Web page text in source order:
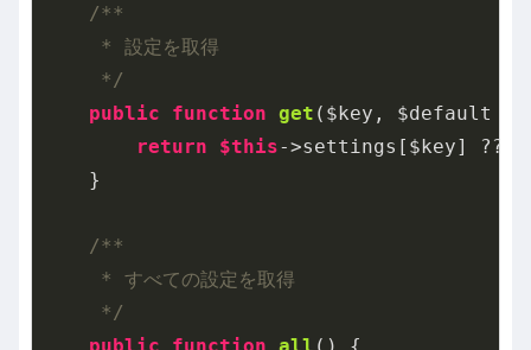
/**
     * 設定を取得
     */
public
function get ($key, $default =
return
$this->settings[$key] ??
    }
/**
     * すべての設定を取得
     */
public
function all ()
{